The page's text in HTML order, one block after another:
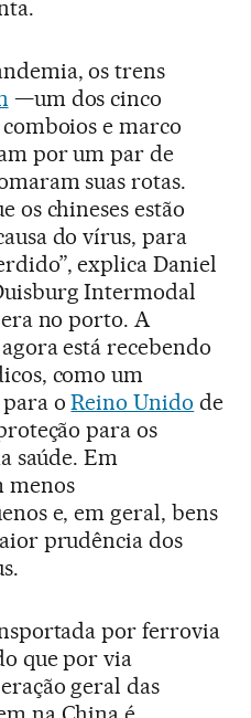
os trens
—um dos cinco
e marco
por um par de
suas rotas.
os chineses estão
do vírus, para
explica Daniel
Intermodal
no porto. A
está recebendo
como um
para oReino Unido de
para os
saúde. Em
menos
e, em geral, bens
prudência dos
por ferrovia
que por via
geral das